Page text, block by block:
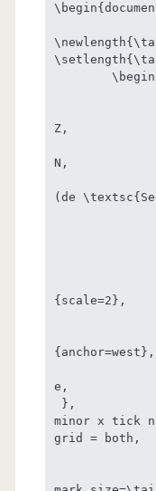
Z,
N,
(de
{scale=2},
{anchor=west},
e,
minor x tick
grid = both,